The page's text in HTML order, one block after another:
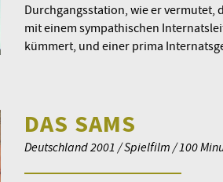
Durchgangsstation, wie er vermutet,
mit einem sympathischen
kümmert, und einer prima
DAS SAMS
Deutschland 2001 / Spielfilm / 100